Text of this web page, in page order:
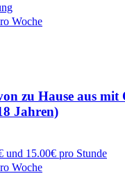
Woche
zu Hause aus mit
Jahren)
und 15.00€ pro Stunde
Woche